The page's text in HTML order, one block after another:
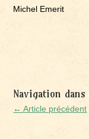
Michel Emerit
Navigation
← Article précédent